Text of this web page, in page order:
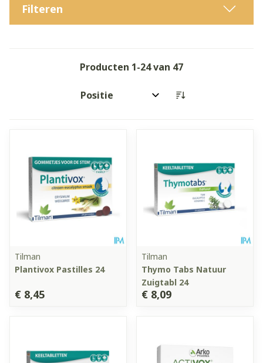
Filteren
Producten 1-24van 47
Sorteer op:
Tilman
Plantivox Pastilles 24
€ 8,45
Tilman
Thymo Tabs Natuur
Zuigtabl 24
€ 8,09